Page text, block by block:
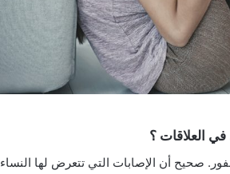
العلاقات ؟
صحيح أن الإصابات التي تتعرض لها النساء